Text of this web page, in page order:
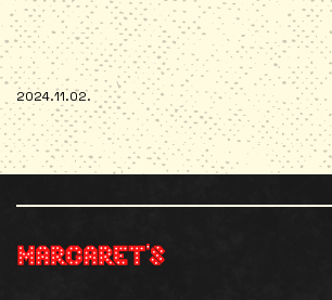
2024.11.02.